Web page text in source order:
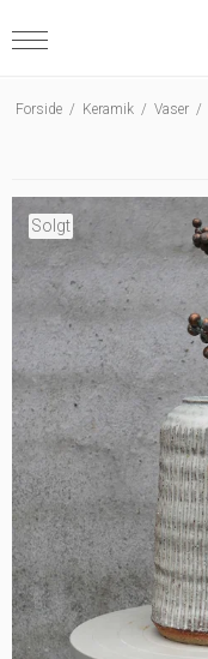
Forside / Keramik / Vaser /
Solgt